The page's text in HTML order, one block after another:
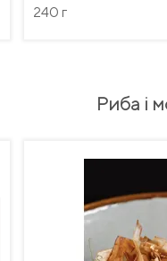
240 г
Риба і